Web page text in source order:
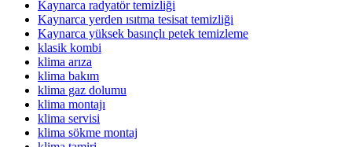
Kaynarca radyatör temizliği
Kaynarca yerden ısıtma tesisat temizliği
Kaynarca yüksek basınçlı petek temizleme
klasik kombi
klima arıza
klima bakım
klima gaz dolumu
klima montajı
klima servisi
klima sökme montaj